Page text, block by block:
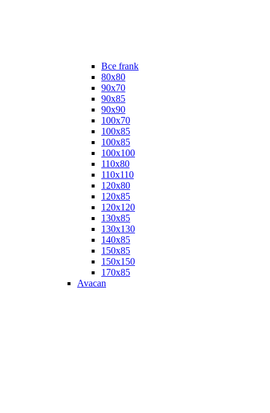
Все frank
80х80
90х70
90х85
90х90
100х70
100х85
100х85
100х100
110х80
110х110
120х80
120х85
120х120
130х85
130х130
140х85
150х85
150х150
170х85
Avacan